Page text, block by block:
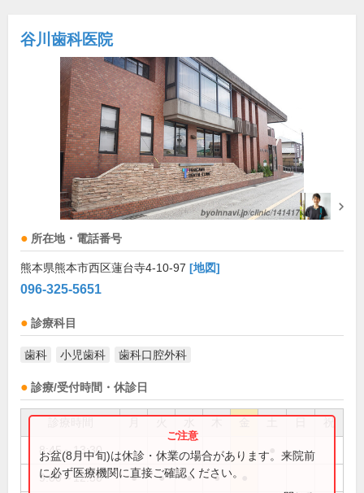
谷川歯科医院
所在地・電話番号
熊本県熊本市西区蓮台寺4-10-97 [地図]
096-325-5651
診療科目
歯科 小児歯科 歯科口腔外科
診療/受付時間・休診日
祝
8:45～13:30
9:00～12:30 ● ● ● ●
お盆(8月中旬)は休診・休業の場合があります。来院前
に必ず医療機関に直接ご確認ください。